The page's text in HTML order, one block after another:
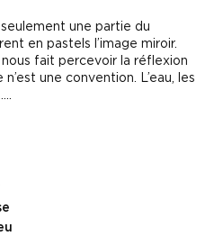
une partie du
en pastels l’image miroir.
fait percevoir la réflexion
une convention. L’eau, les